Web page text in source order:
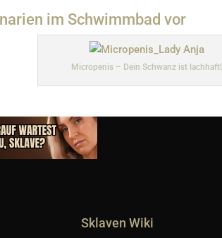
im Schwimmbad vor
Micropenis – Dein Schwanz ist lachhaft!
Sklaven Wiki